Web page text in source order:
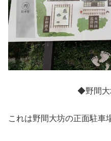
◆野間大
これは野間大坊の正面駐車